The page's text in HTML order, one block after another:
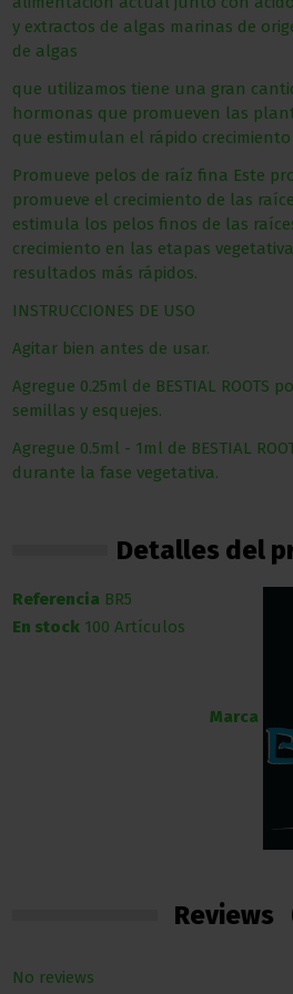
y extractos de algas marinas de
de algas
que utilizamos tiene una gran
hormonas que promueven las
que estimulan el rápido crecimiento
Promueve pelos de raíz fina Este
promueve el crecimiento de las
estimula los pelos finos de las
crecimiento en las etapas
resultados más rápidos.
INSTRUCCIONES DE USO
Agitar bien antes de usar.
Agregue 0.25ml de BESTIAL ROOTS
semillas y esquejes.
Agregue 0.5ml - 1ml de BESTIAL
durante la fase vegetativa.
Detalles del
Marca
Referencia BR5
En stock 100 Artículos
Reviews
No reviews